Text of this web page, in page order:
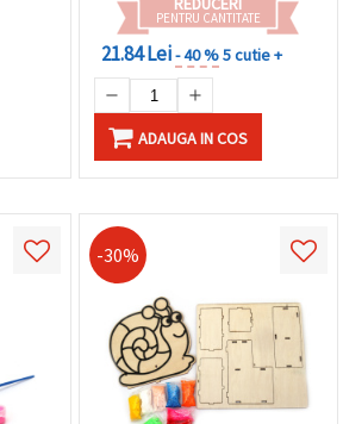
PENTRU CANTITATE
21.84 Lei- 40 %5 cutie +
ADAUGA IN COS
-30%